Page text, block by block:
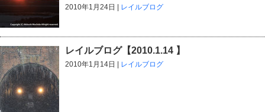
2010年1月24日 | レイルブログ
レイルブログ【2010.1.14 】
2010年1月14日 | レイルブログ